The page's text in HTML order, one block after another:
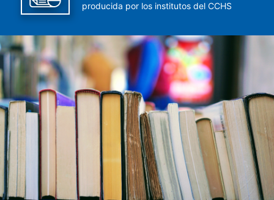
producida por los institutos del CCHS